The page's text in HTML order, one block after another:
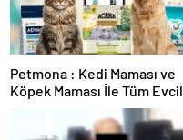
Petmona : Kedi Maması ve
Köpek Maması İle Tüm Evcil